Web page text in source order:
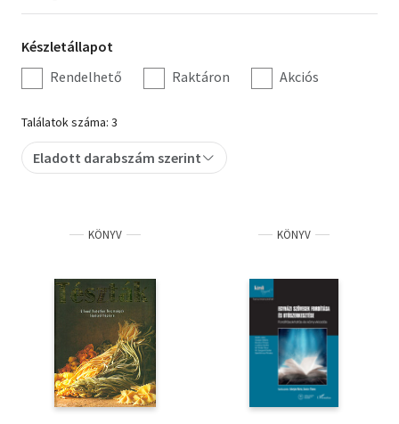
Hobbi, szabadidő
Irodalom
Művészet
Szakkönyv
Tankönyv, segédkönyv
Társadalomtudomány
Természettudomány
Történelem
Vallás
szűrés
Készletállapot
szűrés
Készletállapot
Rendelhető
Raktáron Akciós
Találatok száma: 3
Eladott darabszám szerint
KÖNYV KÖNYV